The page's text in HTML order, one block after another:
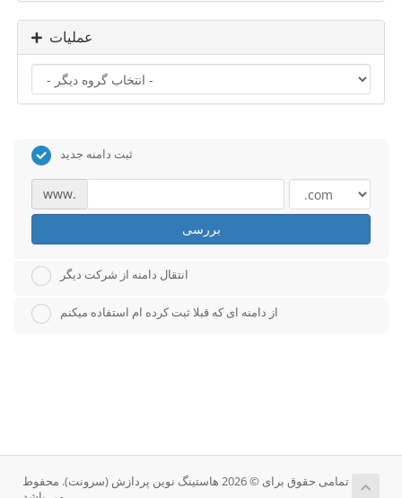
عملیات
ثبت دامنه جدید
www.
بررسی
انتقال دامنه از شرکت دیگر
از دامنه ای که قبلا ثبت کرده ام استفاده میکنم
تمامی حقوق برای © 2026 هاستینگ نوین پردازش (سرونت). محفوط